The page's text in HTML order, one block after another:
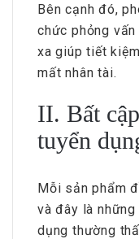
Bên cạnh đó,
chức phỏng
xa giúp tiết
mất nhân tài.
II. Bất
tuyển
Mỗi sản phẩm
và đây là
dụng thường